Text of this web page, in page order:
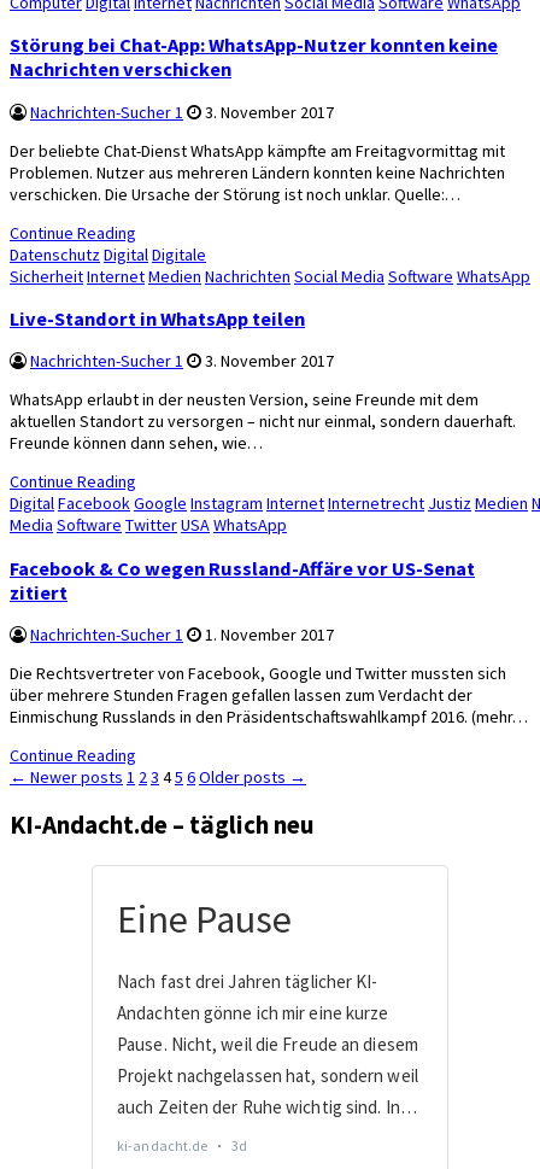
Störung bei Chat-App: WhatsApp-Nutzer konnten keine
Nachrichten verschicken
Nachrichten-Sucher 1
3. November 2017
Der beliebte Chat-Dienst WhatsApp kämpfte am Freitagvormittag mit
Problemen. Nutzer aus mehreren Ländern konnten keine Nachrichten
verschicken. Die Ursache der Störung ist noch unklar. Quelle:…
Continue Reading
Posted
in
Datenschutz Digital Digitale
SicherheitInternetMedien Nachrichten Social Media Software WhatsApp
Live-Standort in WhatsApp teilen
Nachrichten-Sucher 1
3. November 2017
WhatsApp erlaubt in der neusten Version, seine Freunde mit dem
aktuellen Standort zu versorgen – nicht nur einmal, sondern dauerhaft.
Freunde können dann sehen, wie…
Continue Reading
Posted
in
DigitalFacebookGoogle Instagram InternetInternetrecht JustizMedien
Media Software TwitterUSAWhatsApp
Facebook & Co wegen Russland-Affäre vor US-Senat
zitiert
Nachrichten-Sucher 1
1. November 2017
Die Rechtsvertreter von Facebook, Google und Twitter mussten sich
über mehrere Stunden Fragen gefallen lassen zum Verdacht der
Einmischung Russlands in den Präsidentschaftswahlkampf 2016. (mehr…
Continue Reading
Seitennummerierung
der
← Newer posts 1 23 45 6Older posts →
KI-Andacht.de – täglich neu